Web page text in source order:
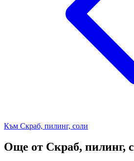
Към Скраб, пилинг, соли
Още от Скраб, пилинг,